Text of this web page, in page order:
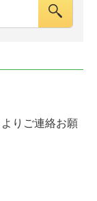
りご連絡お願